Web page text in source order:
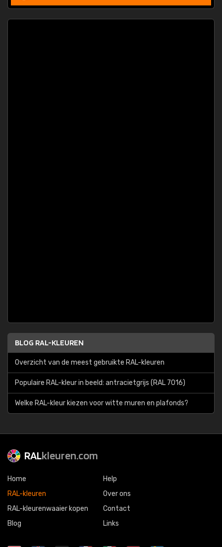
BLOG RAL-KLEUREN
Overzicht van de meest gebruikte RAL-kleuren
Populaire RAL-kleur in beeld: antracietgrijs (RAL 7016)
Welke RAL-kleur kiezen voor witte muren en plafonds?
RALkleuren.com
Home
RAL-kleuren
RAL-kleurenwaaier kopen
Blog
Help
Over ons
Contact
Links